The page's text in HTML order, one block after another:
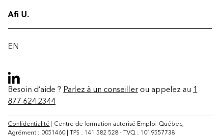
Afi U.
EN
Besoin d’aide ? Parlez à un conseiller ou appelez au 1
877 624.2344
Confidentialité | Centre de formation autorisé Emploi-Québec,
Agrément : 0051460 | TPS : 141 582 528 - TVQ : 1019557738